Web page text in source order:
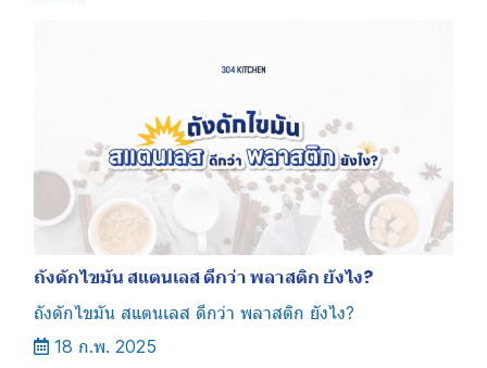
ถังดักไขมัน สแตนเลส ดีกว่า พลาสติก ยังไง?
ถังดักไขมัน สแตนเลส ดีกว่า พลาสติก ยังไง?
18 ก.พ. 2025